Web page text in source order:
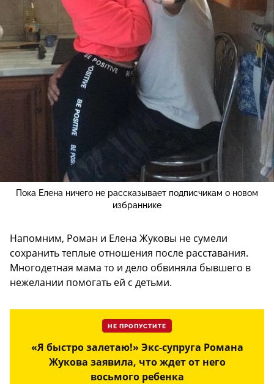
Пока Елена ничего не рассказывает подписчикам о новом
избраннике
Напомним, Роман и Елена Жуковы не сумели
сохранить теплые отношения после расставания.
Многодетная мама то и дело обвиняла бывшего в
нежелании помогать ей с детьми.
НЕ ПРОПУСТИТЕ
«Я быстро залетаю!» Экс-супруга Романа
Жукова заявила, что ждет от него
восьмого ребенка